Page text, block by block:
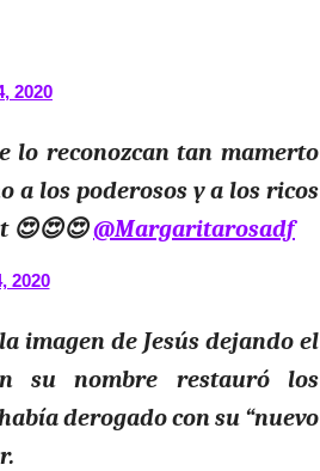
2020
lo reconozcan tan mamerto
a los poderosos y a los ricos
😍😍😍@Margaritarosadf
2020
imagen de Jesús dejando el
su nombre restauró los
derogado con su “nuevo